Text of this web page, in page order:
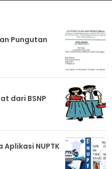
Pungutan
dari BSNP
Aplikasi NUPTK